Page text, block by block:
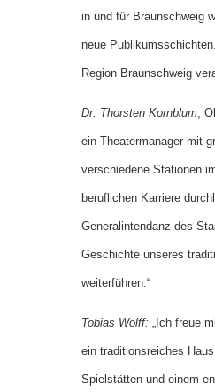
in und für Braunschweig
neue
Region Braunschweig
Dr. Thorsten Kornblum ,
ein Theatermanager mit
verschiedene Stationen
beruflichen Karriere
Generalintendanz des
Geschichte unseres
weiterführen.“
Tobias Wolff: „Ich freue
ein traditionsreiches
Spielstätten und einem